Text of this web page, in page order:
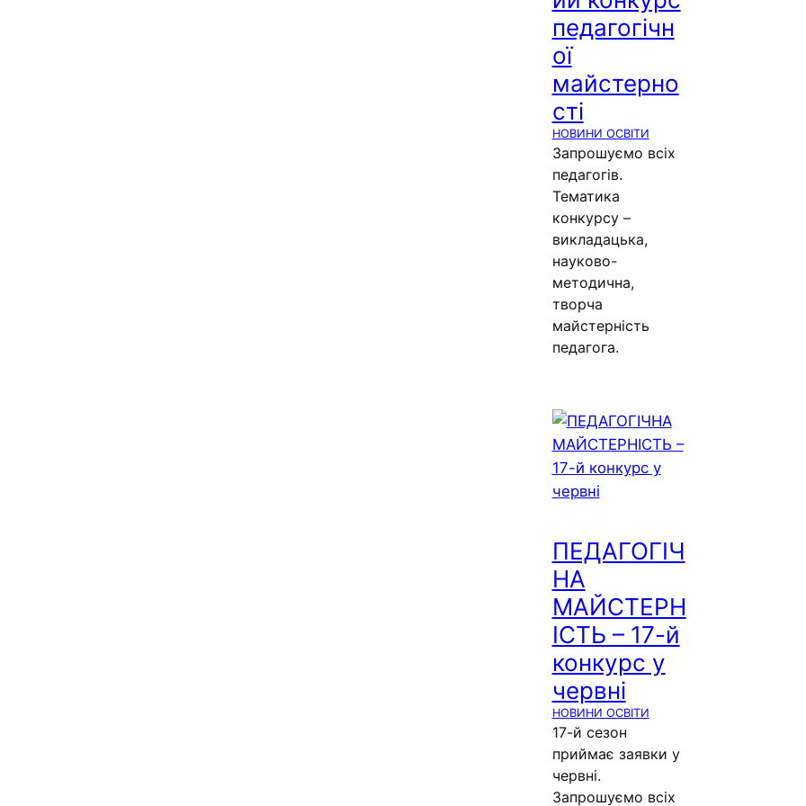
педагогічн
ої
майстерно
сті
НОВИНИ ОСВІТИ
Запрошуємо всіх
педагогів.
Тематика
конкурсу –
викладацька,
науково-
методична,
творча
майстерність
педагога.
ПЕДАГОГІЧ
НА
МАЙСТЕРН
ІСТЬ – 17-й
конкурс у
червні
НОВИНИ ОСВІТИ
17-й сезон
приймає заявки у
червні.
Запрошуємо всіх